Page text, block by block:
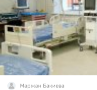
Маржан Бакиева